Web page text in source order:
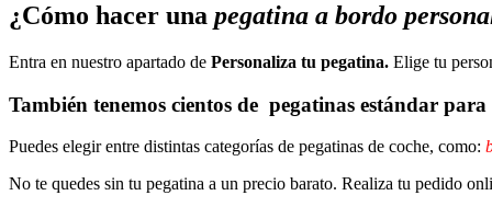
¿Cómo hacer una pegatina a bordo
Entra en nuestro apartado de Personaliza tu pegatina. Elige tu
También tenemos cientos de pegatinas estándar para
Puedes elegir entre distintas categorías de pegatinas de coche, como:
No te quedes sin tu pegatina a un precio barato. Realiza tu pedido